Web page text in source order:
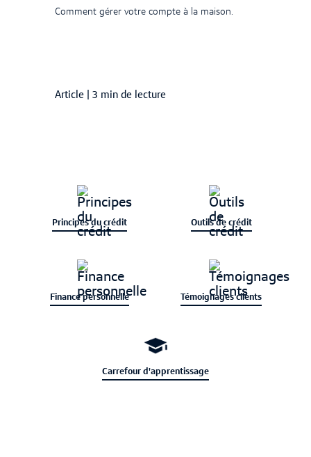
Comment gérer votre compte à la maison.
Article 3 min de lecture
Principes du crédit Outils de crédit
Finance personnelle Témoignages clients
Carrefour d'apprentissage